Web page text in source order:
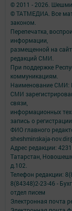
© 2011 - 2026.
© ТАТМЕДИА. Все
законом.
Перепечатка,
информации,
размещенной на
редакций СМИ.
При поддержке
коммуникациям.
Наименование СМИ:
СМИ
связи,
информационных
запись о
ФИО главного
sheshminskaja-
Адрес редакции:
Татарстан,
д.102.
Телефон редакции:
8(84348)2-23-46 -
отдел писем
Электронная почта